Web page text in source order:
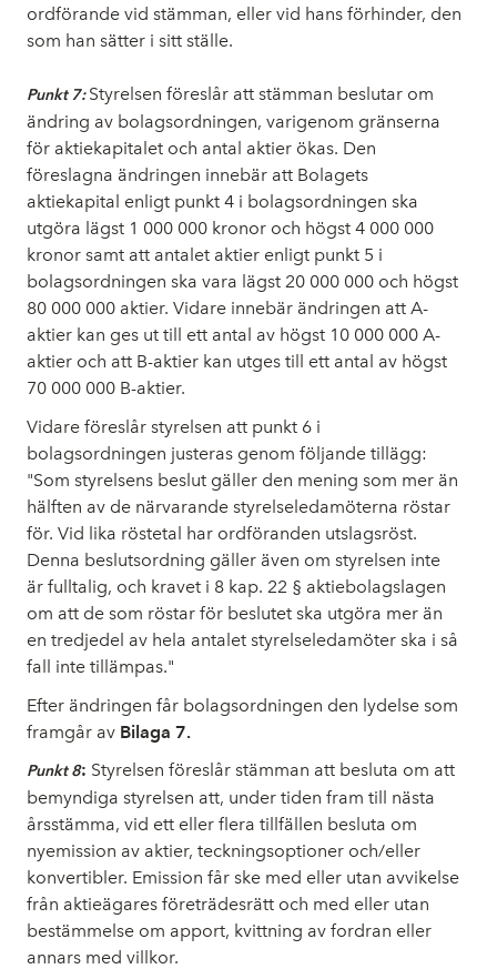
ordförande vid stämman, eller vid hans förhinder, den
som han sätter i sitt ställe.
Punkt 7:Styrelsen föreslår att stämman beslutar om
ändring av bolagsordningen, varigenom gränserna
för aktiekapitalet och antal aktier ökas. Den
föreslagna ändringen innebär att Bolagets
aktiekapital enligt punkt 4 i bolagsordningen ska
utgöra lägst 1 000 000 kronor och högst 4 000 000
kronor samt att antalet aktier enligt punkt 5 i
bolagsordningen ska vara lägst 20 000 000 och högst
80 000 000 aktier. Vidare innebär ändringen att A-
aktier kan ges ut till ett antal av högst 10 000 000 A-
aktier och att B-aktier kan utges till ett antal av högst
70 000 000 B-aktier.
Vidare föreslår styrelsen att punkt 6 i
bolagsordningen justeras genom följande tillägg:
"Som styrelsens beslut gäller den mening som mer än
hälften av de närvarande styrelseledamöterna röstar
för. Vid lika röstetal har ordföranden utslagsröst.
Denna beslutsordning gäller även om styrelsen inte
är fulltalig, och kravet i 8 kap. 22 § aktiebolagslagen
om att de som röstar för beslutet ska utgöra mer än
en tredjedel av hela antalet styrelseledamöter ska i så
fall inte tillämpas."
Efter ändringen får bolagsordningen den lydelse som
framgår av Bilaga 7.
Punkt 8: Styrelsen föreslår stämman att besluta om att
bemyndiga styrelsen att, under tiden fram till nästa
årsstämma, vid ett eller flera tillfällen besluta om
nyemission av aktier, teckningsoptioner och/eller
konvertibler. Emission får ske med eller utan avvikelse
från aktieägares företrädesrätt och med eller utan
bestämmelse om apport, kvittning av fordran eller
annars med villkor.